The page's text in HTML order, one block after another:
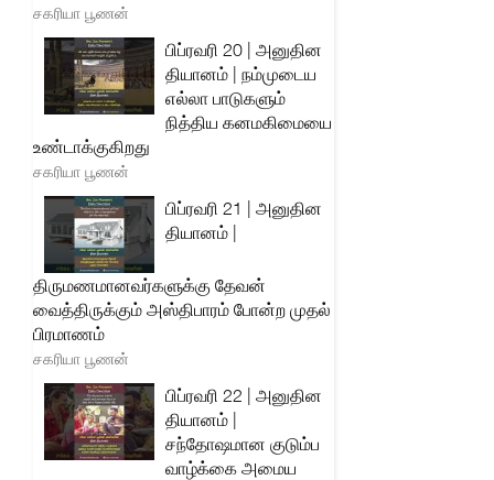
சகரியா பூணன்
பிப்ரவரி 20 | அனுதின
தியானம் | நம்முடைய
எல்லா பாடுகளும்
நித்திய கனமகிமையை
உண்டாக்குகிறது
சகரியா பூணன்
பிப்ரவரி 21 | அனுதின
தியானம் |
திருமணமானவர்களுக்கு தேவன்
வைத்திருக்கும் அஸ்திபாரம் போன்ற முதல்
பிரமாணம்
சகரியா பூணன்
பிப்ரவரி 22 | அனுதின
தியானம் |
சந்தோஷமான குடும்ப
வாழ்க்கை அமைய